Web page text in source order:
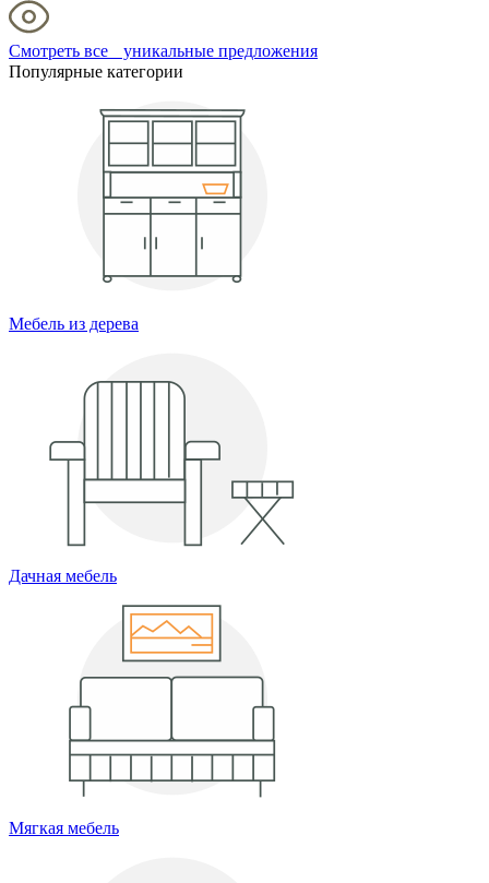
Смотреть все уникальные предложения
Популярные категории
Мебель из дерева
Дачная мебель
Мягкая мебель